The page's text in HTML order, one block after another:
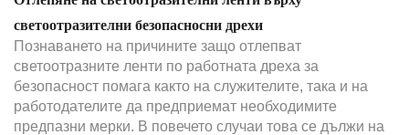
светоотразителни безопасносни дрехи
Познаването на причините защо отлепват
светоотразните ленти по работната дреха за
безопасност помага както на служителите, така и на
работодателите да предприемат необходимите
предпазни мерки. В повечето случаи това се дължи на